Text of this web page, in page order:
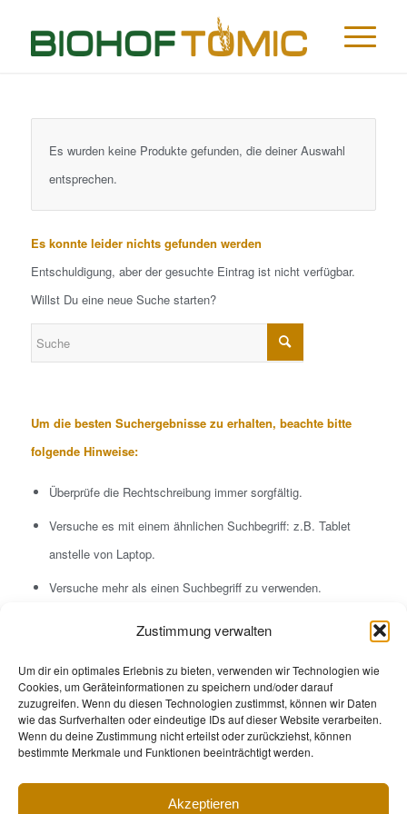
Zustimmung verwalten
Um dir ein optimales Erlebnis zu bieten, verwenden wir Technologien wie
Cookies, um Geräteinformationen zu speichern und/oder darauf
zuzugreifen. Wenn du diesen Technologien zustimmst, können wir Daten
wie das Surfverhalten oder eindeutige IDs auf dieser Website verarbeiten.
Wenn du deine Zustimmung nicht erteilst oder zurückziehst, können
bestimmte Merkmale und Funktionen beeinträchtigt werden.
Akzeptieren
Es wurden keine Produkte gefunden, die deiner Auswahl
entsprechen.
Es konnte leider nichts gefunden werden
Entschuldigung, aber der gesuchte Eintrag ist nicht verfügbar.
Willst Du eine neue Suche starten?
Um die besten Suchergebnisse zu erhalten, beachte bitte
folgende Hinweise:
Überprüfe die Rechtschreibung immer sorgfältig.
Versuche es mit einem ähnlichen Suchbegriff: z.B. Tablet
anstelle von Laptop.
Versuche mehr als einen Suchbegriff zu verwenden.